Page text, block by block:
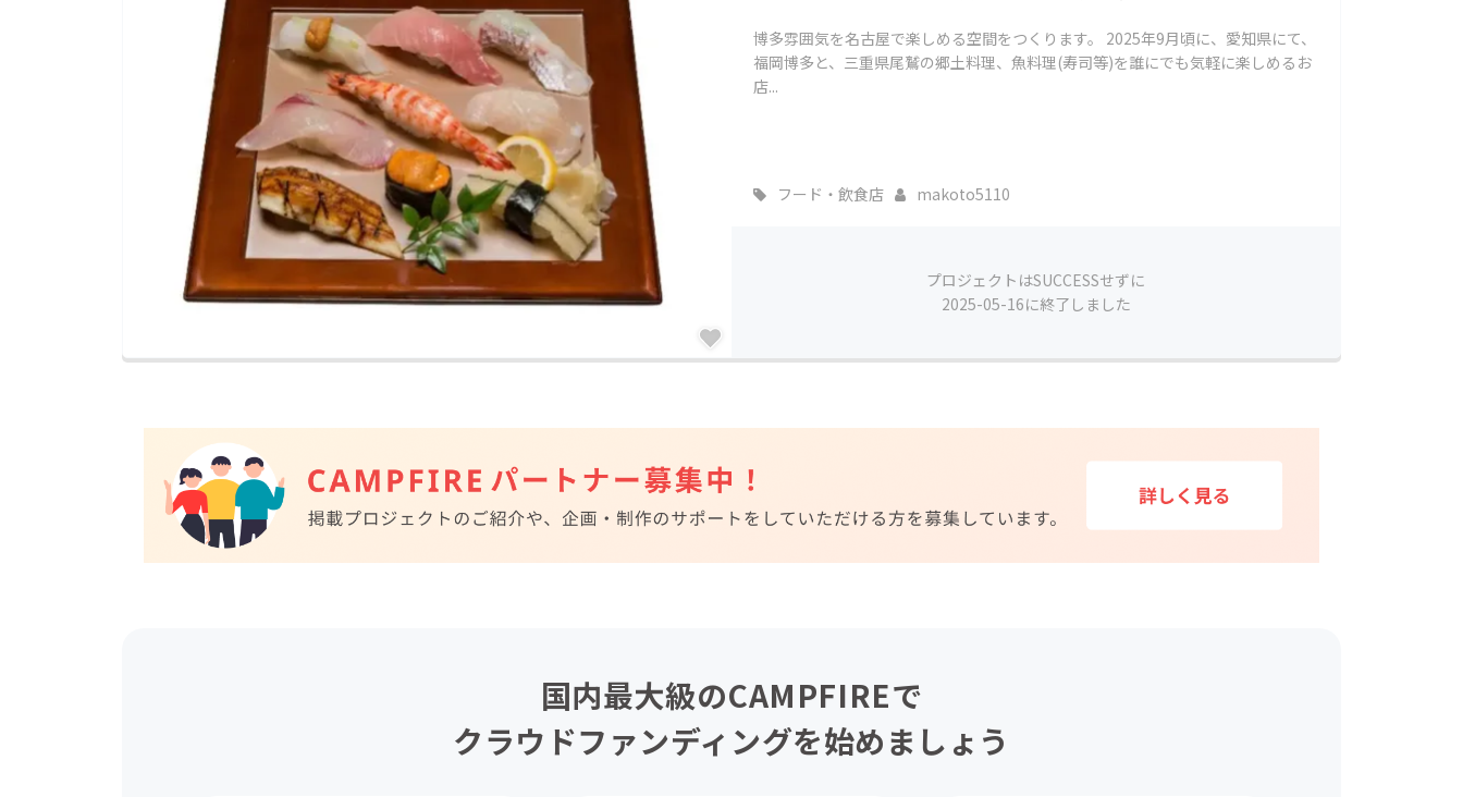
博多雰囲気を名古屋で楽しめる空間をつくります。 2025年9月頃に、愛知県にて、
福岡博多と、三重県尾鷲の郷土料理、魚料理(寿司等)を誰にでも気軽に楽しめるお
店...
フード・飲食店 makoto5110
プロジェクトはSUCCESSせずに
2025-05-16に終了しました
国内最大級のCAMPFIREで
クラウドファンディングを始めましょう